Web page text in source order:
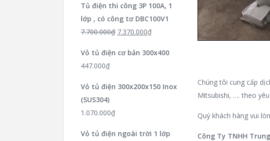
Chúng tôi cung cấp
Mitsubishi, …. theo
Quý khách hàng vui
Công Ty TNHH
Tủ điện thi công 3P 100A, 1
lớp , có công tơ DBC100V1
7.700.000₫ 7.370.000₫
Vỏ tủ điện cơ bản 300x400
447.000₫
Vỏ tủ điện 300x200x150 Inox
(SUS304)
1.070.000₫
Vỏ tủ điện ngoài trời 1 lớp